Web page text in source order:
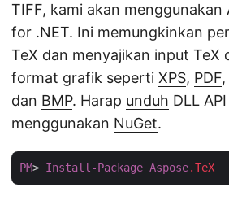
TIFF, kami akan menggunakan
for .NET. Ini memungkinkan
TeX dan menyajikan input TeX
format grafik seperti XPS, PDF,
dan BMP. Harap unduh DLL
menggunakan NuGet.
PM> Install-Package Aspose.TeX